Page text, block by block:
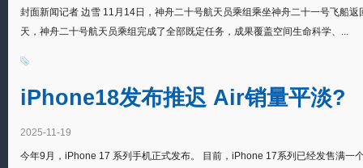
封面新闻记者 边雪 11月14日，神舟二十号航天员乘组乘坐神舟二十一号飞船
天，神舟二十号航天员乘组完成了全部既定任务，成果覆盖空间生命科学、...
iPhone18发布推迟 Air销量平淡?
2025-11-19
今年9月，iPhone 17 系列手机正式发布。 目前，iPhone 17系列已经发售满一